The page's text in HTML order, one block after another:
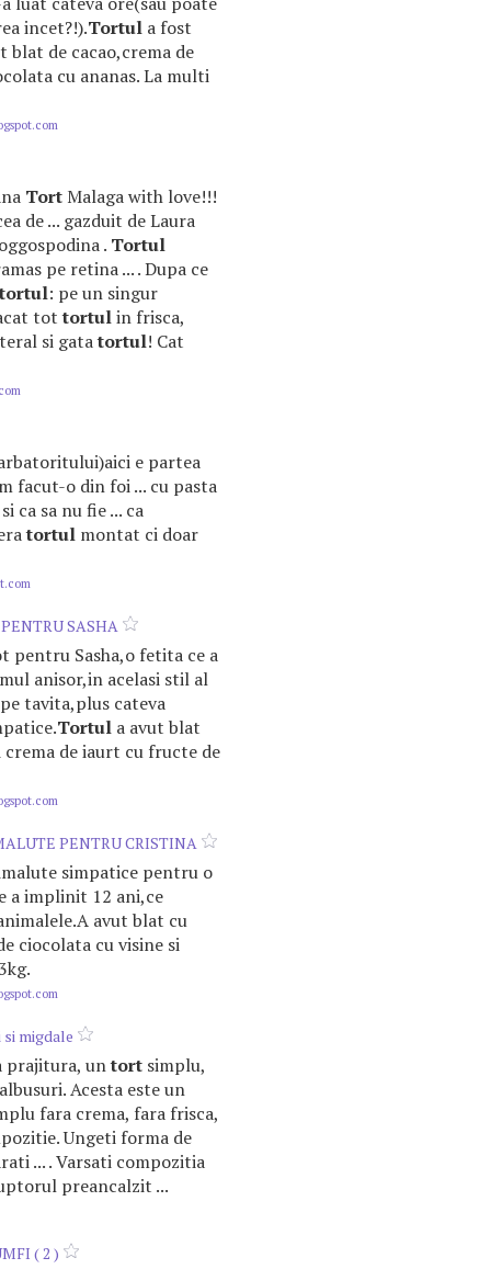
incet?!).Tortul a fost
blat de cacao,crema de
cu ananas. La multi
TortMalaga with love!!!
de ... gazduit de Laura
. Tortul
pe retina ... . Dupa ce
tortul: pe un singur
tottortulin frisca,
si gatatortul! Cat
e partea
facut-o din foi ... cu pasta
ca sa nu fie ... ca
tortul montat ci doar
SASHA
pentru Sasha,o fetita ce a
anisor,in acelasi stil al
tavita,plus cateva
Tortul a avut blat
crema de iaurt cu fructe de
PENTRU CRISTINA
simpatice pentru o
a implinit 12 ani,ce
avut blat cu
ciocolata cu visine si
migdale
prajitura, untort simplu,
Acesta este un
fara crema, fara frisca,
Ungeti forma de
... . Varsati compozitia
preancalzit ...
( 2 )